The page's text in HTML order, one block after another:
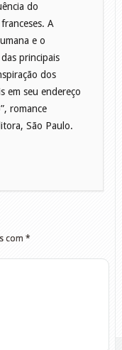
do
A
e o
principais
dos
em seu endereço
romance
São Paulo.
com *